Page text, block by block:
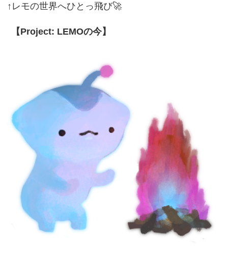
↑レモの世界へひとっ飛び🚀
【Project: LEMOの今】